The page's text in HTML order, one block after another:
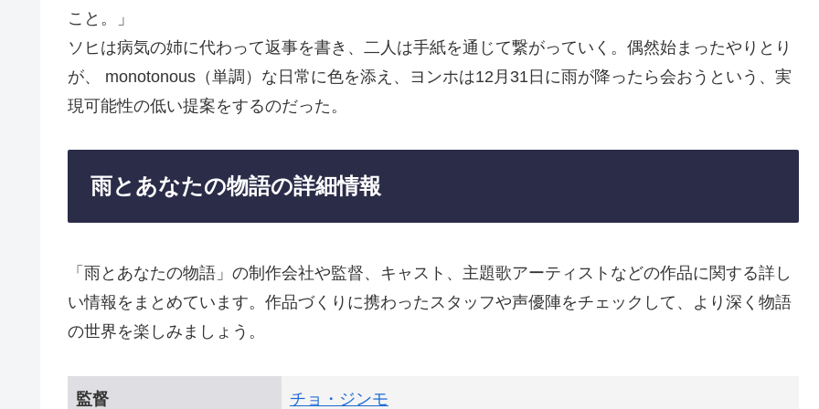
こと。」
ソヒは病気の姉に代わって返事を書き、二人は手紙を通じて繋がっていく。偶然始まったやりとり
が、 monotonous（単調）な日常に色を添え、ヨンホは12月31日に雨が降ったら会おうという、実
現可能性の低い提案をするのだった。
雨とあなたの物語の詳細情報
「雨とあなたの物語」の制作会社や監督、キャスト、主題歌アーティストなどの作品に関する詳し
い情報をまとめています。作品づくりに携わったスタッフや声優陣をチェックして、より深く物語
の世界を楽しみましょう。
監督 チョ・ジンモ